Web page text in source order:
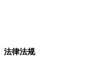
法律法规